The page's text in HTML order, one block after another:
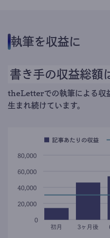
執筆を収益に
書き手の収益総額
theLetterでの執筆による収
生まれ続けています。